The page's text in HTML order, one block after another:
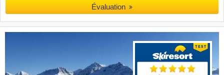
Évaluation